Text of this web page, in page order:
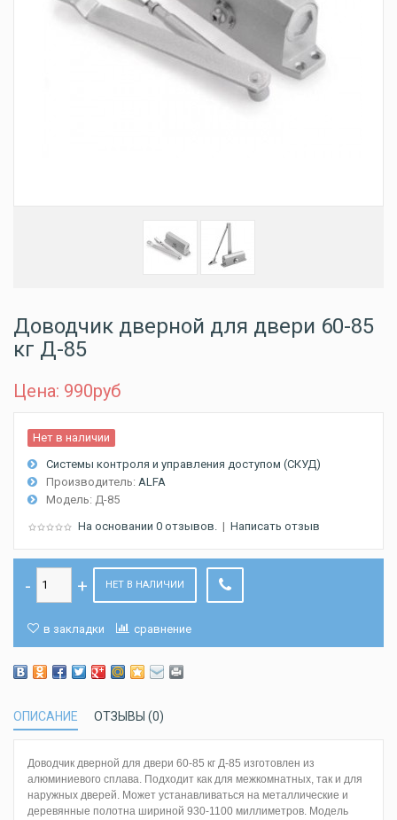
Доводчик дверной для двери 60-85
кг Д-85
Цена: 990руб
Нет в наличии
Системы контроля и управления доступом (СКУД)
Производитель: ALFA
Модель: Д-85
На основании 0 отзывов. | Написать отзыв
НЕТ В НАЛИЧИИ
в закладки сравнение
ОПИСАНИЕ ОТЗЫВЫ (0)
Доводчик дверной для двери 60-85 кг Д-85 изготовлен из
алюминиевого сплава. Подходит как для межкомнатных, так и для
наружных дверей. Может устанавливаться на металлические и
деревянные полотна шириной 930-1100 миллиметров. Модель